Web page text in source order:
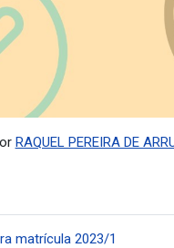
RAQUEL PEREIRA DE
matrícula 2023/1